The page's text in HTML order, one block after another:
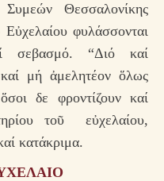
Θεσσαλονίκης
Εὐχελαίου φυλάσσονται
σεβασμό. “Διό καί
μή ἀμελητέον ὅλως
δε φροντίζουν καί
τοῦ εὐχελαίου,
κατάκριμα.